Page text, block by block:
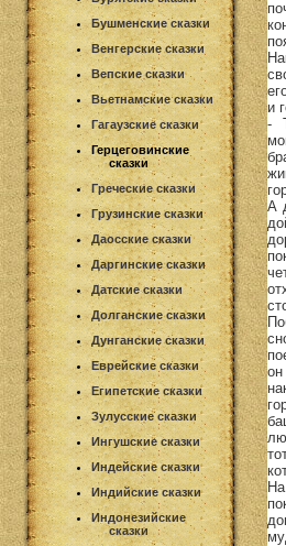
Бушменские сказки
Венгерские сказки
Вепские сказки
Вьетнамские сказки
Гагаузские сказки
Герцеговинские
сказки
Греческие сказки
Грузинские сказки
Даосские сказки
Даргинские сказки
Датские сказки
Долганские сказки
Дунганские сказки
Еврейские сказки
Египетские сказки
Зулусские сказки
Ингушские сказки
Индейские сказки
Индийские сказки
Индонезийские
сказки
и
-
А